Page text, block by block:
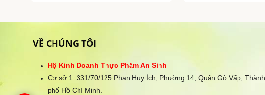
VỀ CHÚNG TÔI
Hộ Kinh Doanh Thực Phẩm An Sinh
Cơ sở 1: 331/70/125 Phan Huy Ích, Phường 14, Quận Gò Vấp, Thành
phố Hồ Chí Minh.